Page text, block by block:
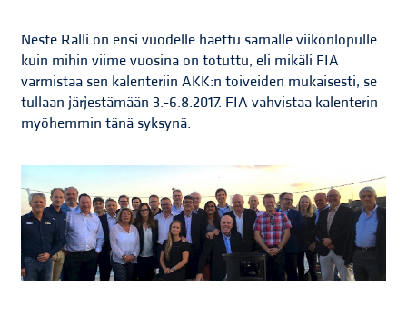
Neste Ralli on ensi vuodelle haettu samalle viikonlopulle
kuin mihin viime vuosina on totuttu, eli mikäli FIA
varmistaa sen kalenteriin AKK:n toiveiden mukaisesti, se
tullaan järjestämään 3.-6.8.2017. FIA vahvistaa kalenterin
myöhemmin tänä syksynä.